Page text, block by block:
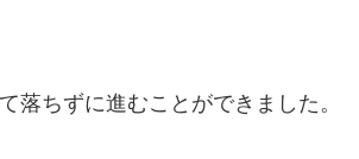
落ちずに進むことができました。